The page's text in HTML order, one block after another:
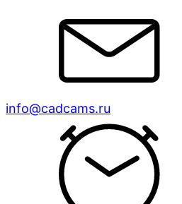
info@cadcams.ru